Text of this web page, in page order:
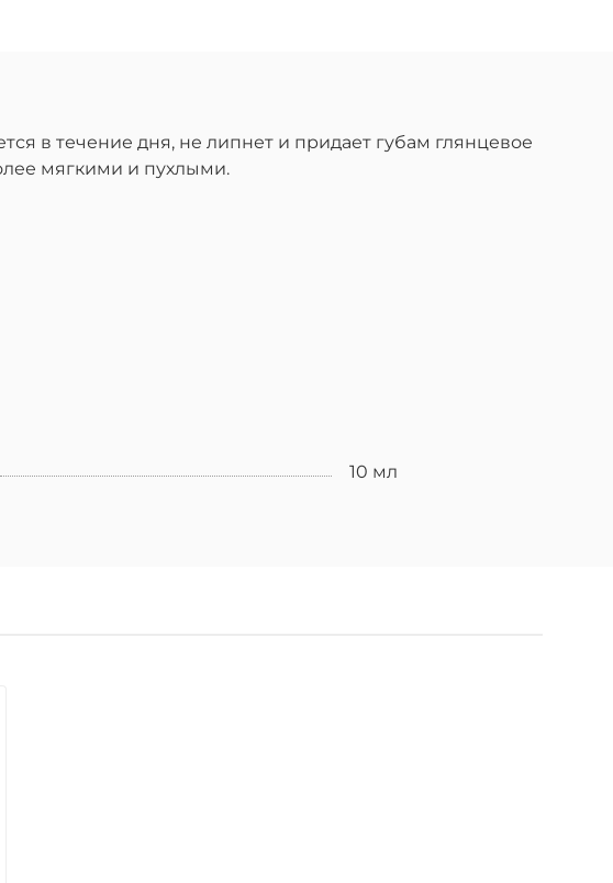
в течение дня, не липнет и придает губам глянцевое
мягкими и пухлыми.
10 мл